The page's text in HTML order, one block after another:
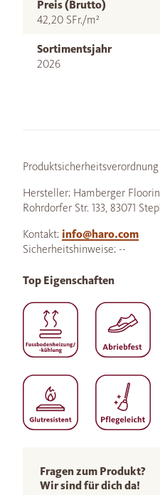
Preis (Brutto)
42,20 SFr./m²
Sortimentsjahr
2026
Produktsicherheitsverordnung
Hersteller: Hamberger
Rohrdorfer Str. 133, 83071
Kontakt: info@haro.com
Sicherheitshinweise: --
Fragen zum Produkt?
Wir sind für dich da!
Top Eigenschaften